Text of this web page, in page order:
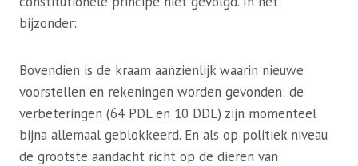
bijzonder:
Bovendien is de kraam aanzienlijk waarin nieuwe
voorstellen en rekeningen worden gevonden: de
verbeteringen (64 PDL en 10 DDL) zijn momenteel
bijna allemaal geblokkeerd. En als op politiek niveau
de grootste aandacht richt op de dieren van